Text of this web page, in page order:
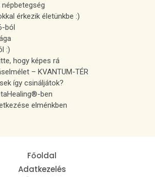
népbetegség
érkezik életünkbe :)
ból
:)
hogy képes rá
– KVANTUM-TÉR
így csináljátok?
ben
elménkben
Főoldal
Adatkezelés